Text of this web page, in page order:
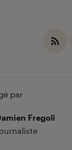
par
Fregoli